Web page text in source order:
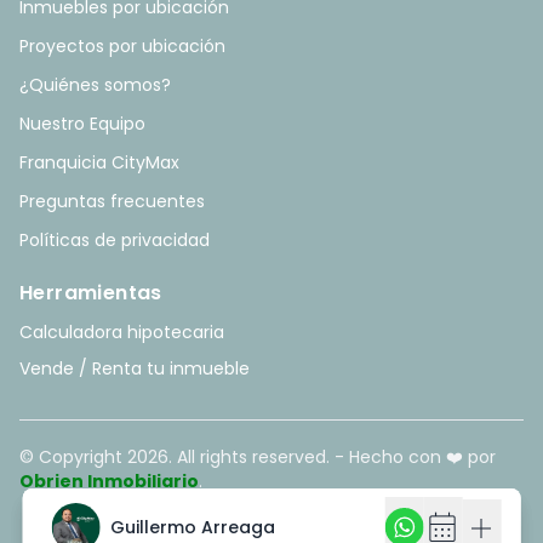
Guillermo Arreaga calendar_month add
Guillermo Arreaga calendar_month add
Inmuebles por ubicación
Proyectos por ubicación
¿Quiénes somos?
Nuestro Equipo
Franquicia CityMax
Preguntas frecuentes
Políticas de privacidad
Herramientas
Calculadora hipotecaria
Vende / Renta tu inmueble
© Copyright 2026. All rights reserved. - Hecho con ❤️ por
Obrien Inmobiliario.